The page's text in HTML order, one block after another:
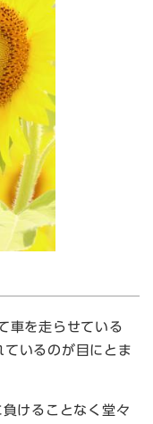
車を走らせている
いるのが目にとま
けることなく堂々